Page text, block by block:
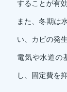
することが有効
また、冬期は
い、カビの発
電気や水道の
し、固定費を